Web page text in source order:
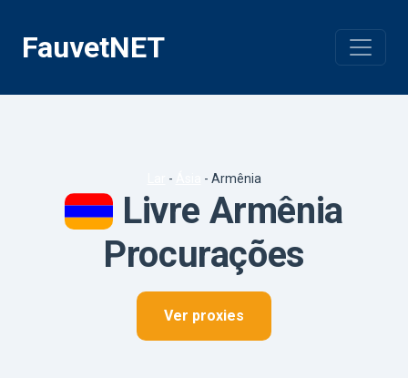
paraFauvetNET
- - Armênia
Livre Armênia
Procurações
Ver proxies